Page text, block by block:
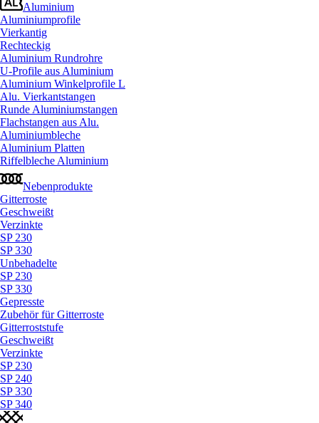
Aluminium
Aluminiumprofile
Vierkantig
Rechteckig
Aluminium Rundrohre
U-Profile aus Aluminium
Aluminium Winkelprofile L
Alu. Vierkantstangen
Runde Aluminiumstangen
Flachstangen aus Alu.
Aluminiumbleche
Aluminium Platten
Riffelbleche Aluminium
Nebenprodukte
Gitterroste
Geschweißt
Verzinkte
SP 230
SP 330
Unbehadelte
SP 230
SP 330
Gepresste
Zubehör für Gitterroste
Gitterroststufe
Geschweißt
Verzinkte
SP 230
SP 240
SP 330
SP 340